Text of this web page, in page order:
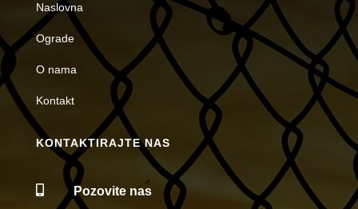
Naslovna
Ograde
O nama
Kontakt
KONTAKTIRAJTE NAS
 Pozovite nas